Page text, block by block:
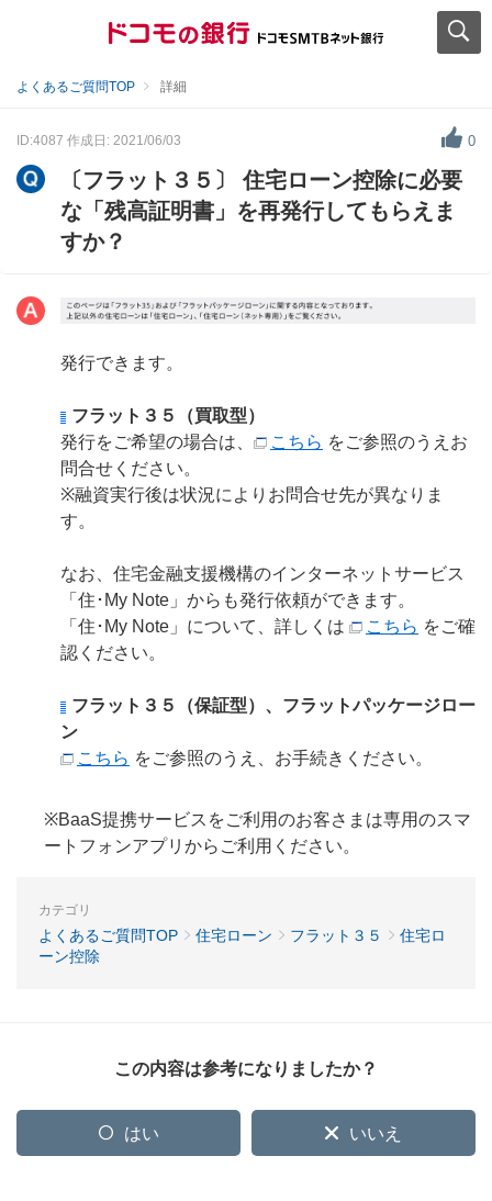
よくあるご質問TOP 詳細
ID:4087 作成日: 2021/06/03 0
〔フラット３５〕 住宅ローン控除に必要
な「残高証明書」を再発行してもらえま
すか？
発行できます。
フラット３５（買取型）
発行をご希望の場合は、
こちら をご参照のうえお
問合せください。
※融資実行後は状況によりお問合せ先が異なりま
す。
なお、住宅金融支援機構のインターネットサービス
「住･My Note」からも発行依頼ができます。
「住･My Note」について、詳しくは
こちら をご確
認ください。
フラット３５（保証型）、フラットパッケージロー
ン
こちら をご参照のうえ、お手続きください。
※BaaS提携サービスをご利用のお客さまは専用のスマ
ートフォンアプリからご利用ください。
カテゴリ
よくあるご質問TOP 住宅ローン フラット３５
住宅ロ
ーン控除
この内容は参考になりましたか？
はい いいえ